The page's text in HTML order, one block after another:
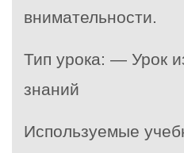
внимательности.
Тип урока: — Урок
знаний
Используемые